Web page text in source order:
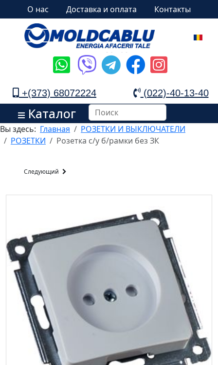
О нас Доставка и оплата Контакты
+(373) 68072224 (022)-40-13-40
Каталог
Вы здесь: Главная
РОЗЕТКИ И ВЫКЛЮЧАТЕЛИ
РОЗЕТКИ
Розетка с/у б/рамки без ЗК
Следующий